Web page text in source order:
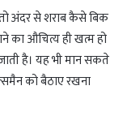
अंदर से शराब कैसे बिक
का औचित्य ही खत्म हो
है। यह भी मान सकते
को बैठाए रखना